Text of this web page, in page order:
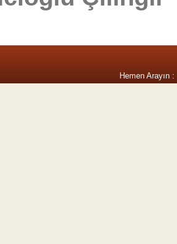
Hemen Arayın :